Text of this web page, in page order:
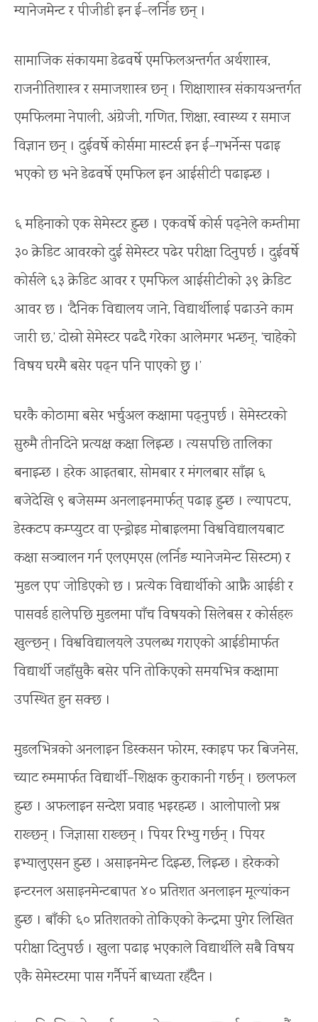
म्यानेजमेन्ट र पीजीडी इन ई–लर्निङ छन् ।
सामाजिक संकायमा डेढवर्षे एमफिलअन्तर्गत अर्थशास्त्र,
राजनीतिशास्त्र र समाजशास्त्र छन् । शिक्षाशास्त्र संकायअन्तर्गत
एमफिलमा नेपाली, अंग्रेजी, गणित, शिक्षा, स्वास्थ्य र समाज
विज्ञान छन् । दुईवर्षे कोर्समा मास्टर्स इन ई–गभर्नेन्स पढाइ
भएको छ भने डेढवर्षे एमफिल इन आईसीटी पढाइन्छ ।
६ महिनाको एक सेमेस्टर हुन्छ । एकवर्षे कोर्स पढ्नेले कम्तीमा
३० क्रेडिट आवरको दुई सेमेस्टर पढेर परीक्षा दिनुपर्छ । दुईवर्षे
कोर्सले ६३ क्रेडिट आवर र एमफिल आईसीटीको ३९ क्रेडिट
आवर छ । ‘दैनिक विद्यालय जाने, विद्यार्थीलाई पढाउने काम
जारी छ,’ दोस्रो सेमेस्टर पढदै गरेका आलेमगर भन्छन्, ‘चाहेको
विषय घरमै बसेर पढ्न पनि पाएको छु ।’
घरकै कोठामा बसेर भर्चुअल कक्षामा पढ्नुपर्छ । सेमेस्टरको
सुरुमै तीनदिने प्रत्यक्ष कक्षा लिइन्छ । त्यसपछि तालिका
बनाइन्छ । हरेक आइतबार, सोमबार र मंगलबार साँझ ६
बजेदेखि ९ बजेसम्म अनलाइनमार्फत् पढाइ हुन्छ । ल्यापटप,
डेस्कटप कम्प्युटर वा एन्ड्रोइड मोबाइलमा विश्वविद्यालयबाट
कक्षा सञ्चालन गर्न एलएमएस (लर्निङ म्यानेजमेन्ट सिस्टम) र
‘मुडल एप’ जोडिएको छ । प्रत्येक विद्यार्थीको आफ्नै आईडी र
पासवर्ड हालेपछि मुडलमा पाँच विषयको सिलेबस र कोर्सहरू
खुल्छन् । विश्वविद्यालयले उपलब्ध गराएको आईडीमार्फत
विद्यार्थी जहाँसुकै बसेर पनि तोकिएको समयभित्र कक्षामा
उपस्थित हुन सक्छ ।
मुडलभित्रको अनलाइन डिस्कसन फोरम, स्काइप फर बिजनेस,
च्याट रुममार्फत विद्यार्थी–शिक्षक कुराकानी गर्छन् । छलफल
हुन्छ । अफलाइन सन्देश प्रवाह भइरहन्छ । आलोपालो प्रश्न
राख्छन् । जिज्ञासा राख्छन् । पियर रिभ्यु गर्छन् । पियर
इभ्यालुएसन हुन्छ । असाइनमेन्ट दिइन्छ, लिइन्छ । हरेकको
इन्टरनल असाइनमेन्टबापत ४० प्रतिशत अनलाइन मूल्यांकन
हुन्छ । बाँकी ६० प्रतिशतको तोकिएको केन्द्रमा पुगेर लिखित
परीक्षा दिनुपर्छ । खुला पढाइ भएकाले विद्यार्थीले सबै विषय
एकै सेमेस्टरमा पास गर्नैपर्ने बाध्यता रहँदैन ।